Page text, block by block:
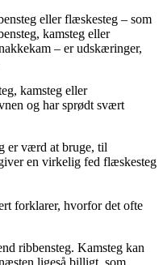
eller flæskesteg – som
kamsteg eller
– er udskæringer,
kamsteg eller
og har sprødt svært
er værd at bruge, til
en virkelig fed flæskesteg
forklarer, hvorfor det ofte
ribbensteg. Kamsteg kan